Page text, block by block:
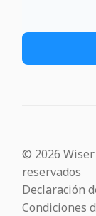
© 2026
reservados
Declaración
Condiciones